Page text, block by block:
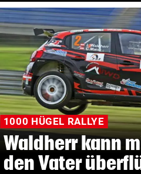
1000 HÜGEL RALLYE
Waldherr kann
den Vater